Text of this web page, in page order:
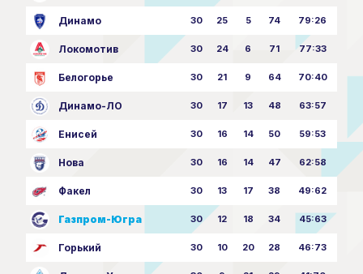
Динамо 30 25 5 74 79:26
Локомотив 30 24 6 71 77:33
Белогорье 30 21 9 64 70:40
Динамо-ЛО 30 17 13 48 63:57
Енисей 30 16 14 50 59:53
Нова 30 16 14 47 62:58
Факел 30 13 17 38 49:62
Газпром-Югра 30 12 18 34 45:63
Горький 30 10 20 28 46:73